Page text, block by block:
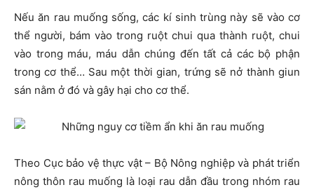
Nếu ăn rau muống sống, các kí sinh trùng này sẽ vào cơ
thể người, bám vào trong ruột chui qua thành ruột, chui
vào trong máu, máu dẫn chúng đến tất cả các bộ phận
trong cơ thể… Sau một thời gian, trứng sẽ nở thành giun
sán nằm ở đó và gây hại cho cơ thể.
Theo Cục bảo vệ thực vật – Bộ Nông nghiệp và phát triển
nông thôn rau muống là loại rau dẫn đầu trong nhóm rau